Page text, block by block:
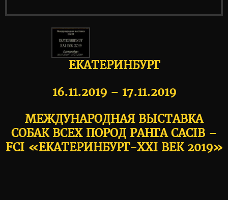
ЕКАТЕРИНБУРГ
16.11.2019 – 17.11.2019
МЕЖДУНАРОДНАЯ ВЫСТАВКА
СОБАК ВСЕХ ПОРОД РАНГА CACIB –
FCI «ЕКАТЕРИНБУРГ-XXI ВЕК 2019»